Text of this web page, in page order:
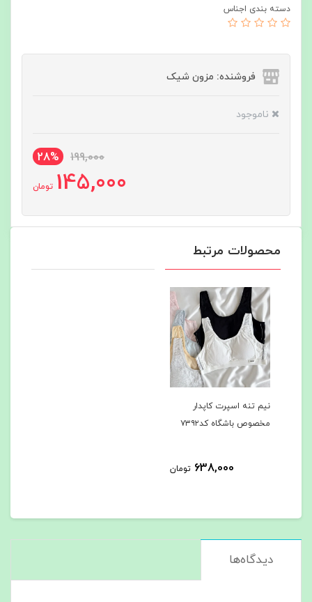
دسته بندی اجناس
فروشنده: مزون شیک
ناموجود
199,000
28%
145,000 تومان
محصولات مرتبط
نیم تنه اسپرت کاپدار
مخصوص باشگاه کد۷۳۹۲
638,000 تومان
دیدگاه‌ها